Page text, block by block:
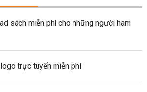
sách miễn phí cho những người ham
trực tuyến miễn phí